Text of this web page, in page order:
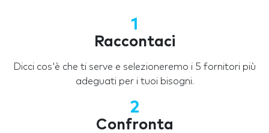
1
Raccontaci
Dicci cos'è che ti serve e selezioneremo i 5 fornitori più
adeguati per i tuoi bisogni.
2
Confronta